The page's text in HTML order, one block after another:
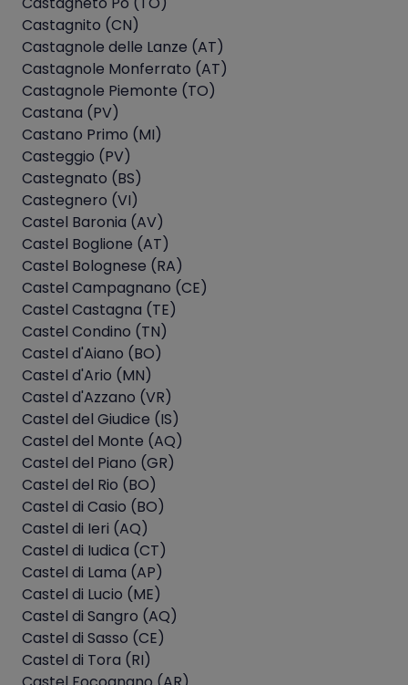
Castagnito (CN)
Castagnole delle Lanze (AT)
Castagnole Monferrato (AT)
Castagnole Piemonte (TO)
Castana (PV)
Castano Primo (MI)
Casteggio (PV)
Castegnato (BS)
Castegnero (VI)
Castel Baronia (AV)
Castel Boglione (AT)
Castel Bolognese (RA)
Castel Campagnano (CE)
Castel Castagna (TE)
Castel Condino (TN)
Castel d'Aiano (BO)
Castel d'Ario (MN)
Castel d'Azzano (VR)
Castel del Giudice (IS)
Castel del Monte (AQ)
Castel del Piano (GR)
Castel del Rio (BO)
Castel di Casio (BO)
Castel di Ieri (AQ)
Castel di Iudica (CT)
Castel di Lama (AP)
Castel di Lucio (ME)
Castel di Sangro (AQ)
Castel di Sasso (CE)
Castel di Tora (RI)